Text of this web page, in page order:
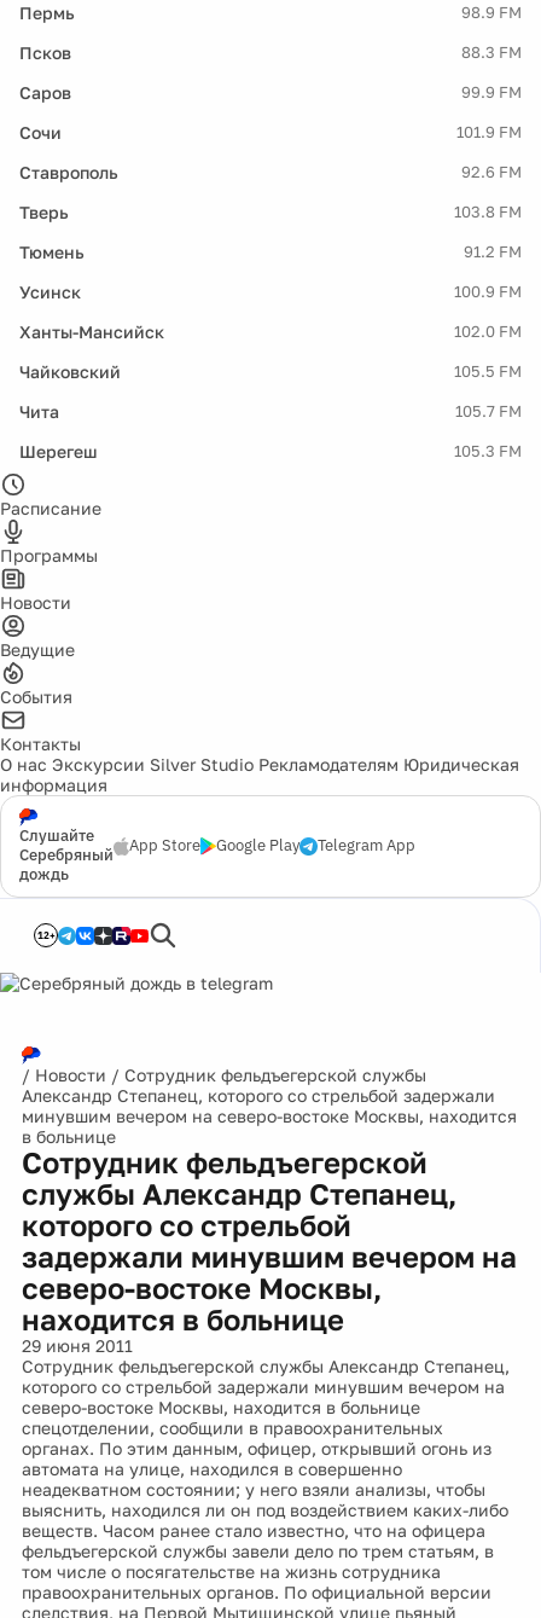
Пермь 98.9 FM
Псков 88.3 FM
Саров 99.9 FM
Сочи 101.9 FM
Ставрополь 92.6 FM
Тверь 103.8 FM
Тюмень 91.2 FM
Усинск 100.9 FM
Ханты-Мансийск 102.0 FM
Чайковский 105.5 FM
Чита 105.7 FM
Шерегеш 105.3 FM
Расписание
Программы
Новости
Ведущие
События
Контакты
О нас Экскурсии Silver Studio Рекламодателям Юридическая
информация
Слушайте
Серебряный
дождь
App Store Google Play Telegram App
12+
/ Новости / Сотрудник фельдъегерской службы
Александр Степанец, которого со стрельбой задержали
минувшим вечером на северо-востоке Москвы, находится
в больнице
Сотрудник фельдъегерской
службы Александр Степанец,
которого со стрельбой
задержали минувшим вечером на
северо-востоке Москвы,
находится в больнице
29 июня 2011
Сотрудник фельдъегерской службы Александр Степанец,
которого со стрельбой задержали минувшим вечером на
северо-востоке Москвы, находится в больнице
спецотделении, сообщили в правоохранительных
органах. По этим данным, офицер, открывший огонь из
автомата на улице, находился в совершенно
неадекватном состоянии; у него взяли анализы, чтобы
выяснить, находился ли он под воздействием каких-либо
веществ. Часом ранее стало известно, что на офицера
фельдъегерской службы завели дело по трем статьям, в
том числе о посягательстве на жизнь сотрудника
правоохранительных органов. По официальной версии
следствия, на Первой Мытищинской улице пьяный